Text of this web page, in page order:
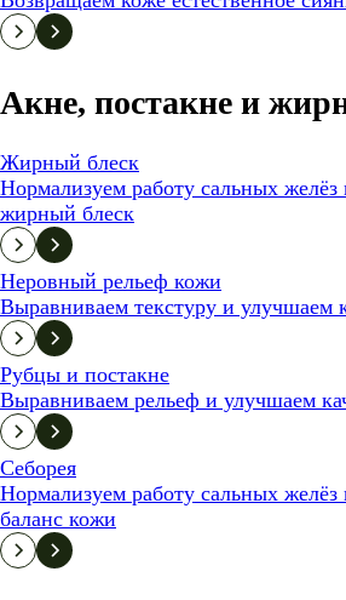
Акне, постакне и
Жирный блеск
Нормализуем работу сальных
жирный блеск
Неровный рельеф кожи
Выравниваем текстуру и улучшаем
Рубцы и постакне
Выравниваем рельеф и улучшаем
Себорея
Нормализуем работу сальных желёз
баланс кожи